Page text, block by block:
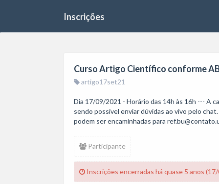
Inscrições
Curso Artigo Científico conforme
artigo17set21
Dia 17/09/2021 - Horário das 14h às 16h --- A
sendo possível enviar dúvidas ao vivo pelo
podem ser encaminhadas para
Participante
Inscrições encerradas há quase 5 anos